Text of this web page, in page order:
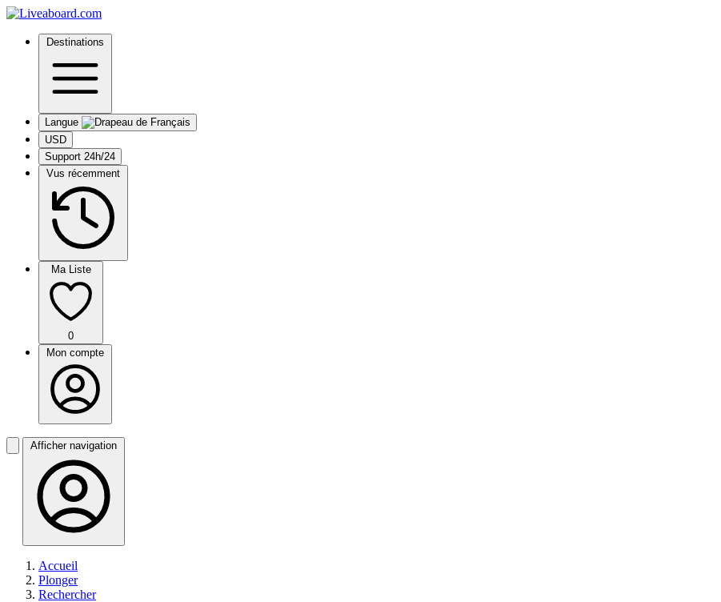
Destinations
Langue
USD
Support 24h/24
Vus récemment
Ma Liste
0
Mon compte
Afficher navigation
Accueil
Plonger
Rechercher